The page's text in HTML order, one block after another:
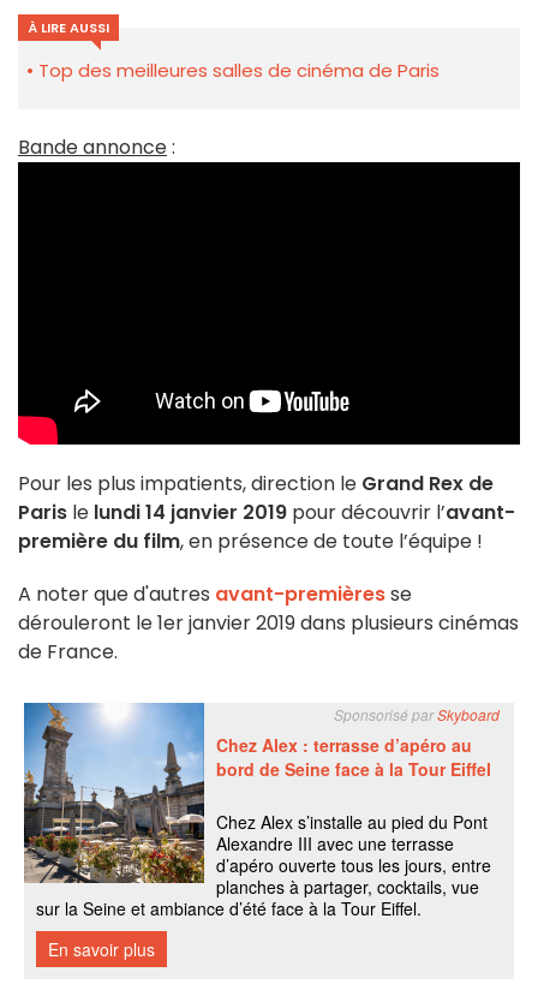
À LIRE AUSSI
Top des meilleures salles de cinéma de Paris
Bande annonce:
Pour les plus impatients, direction le Grand Rex de
Paris le lundi 14 janvier 2019 pour découvrir l’avant-
première du film, en présence de toute l’équipe !
A noter que d'autres avant-premièresse
dérouleront le 1er janvier 2019 dans plusieurs cinémas
de France.